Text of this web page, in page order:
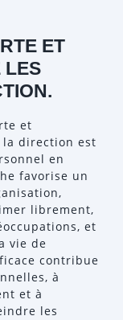
ET
LES
et
direction est
en
favorise un
librement,
et
vie de
contribue
à
et à
les